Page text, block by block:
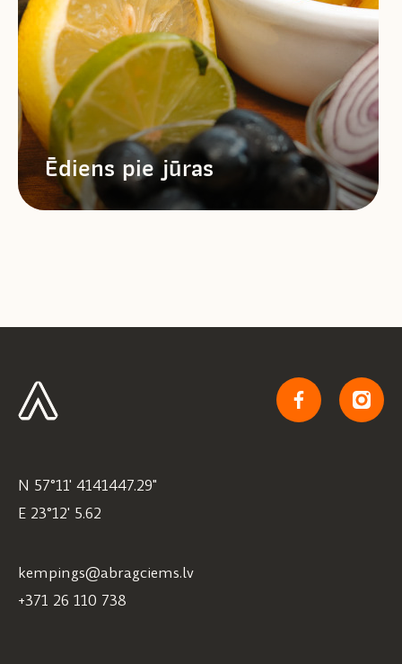
Ēdiens pie jūras
N 57°11' 4141447.29"
E 23°12' 5.62
kempings@abragciems.lv
+371 26 110 738